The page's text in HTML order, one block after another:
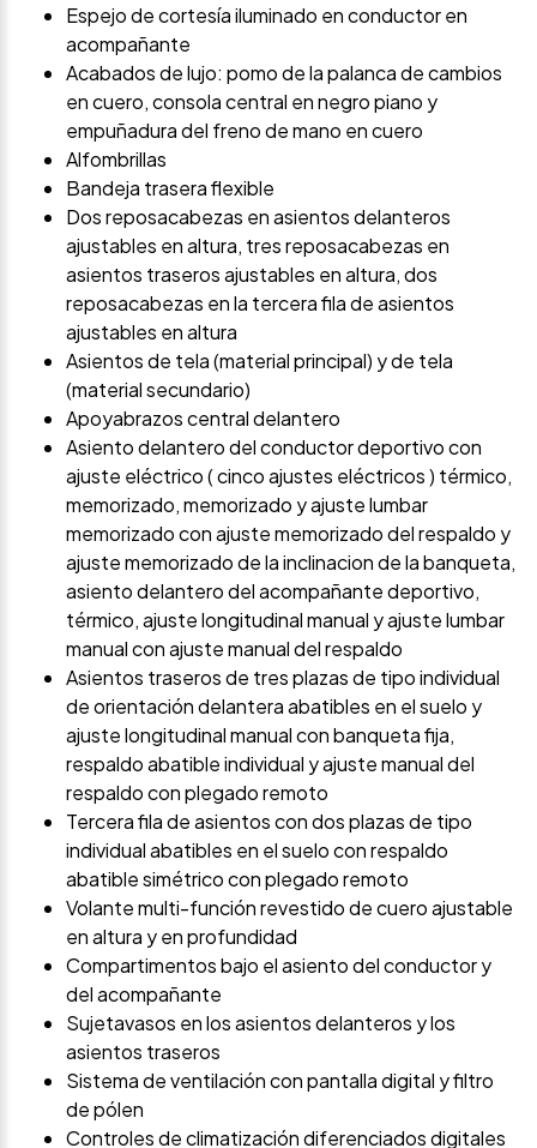
Espejo de cortesía iluminado en conductor en
acompañante
Acabados de lujo: pomo de la palanca de cambios
en cuero, consola central en negro piano y
empuñadura del freno de mano en cuero
Alfombrillas
Bandeja trasera flexible
Dos reposacabezas en asientos delanteros
ajustables en altura, tres reposacabezas en
asientos traseros ajustables en altura, dos
reposacabezas en la tercera fila de asientos
ajustables en altura
Asientos de tela (material principal) y de tela
(material secundario)
Apoyabrazos central delantero
Asiento delantero del conductor deportivo con
ajuste eléctrico ( cinco ajustes eléctricos ) térmico,
memorizado, memorizado y ajuste lumbar
memorizado con ajuste memorizado del respaldo y
ajuste memorizado de la inclinacion de la banqueta,
asiento delantero del acompañante deportivo,
térmico, ajuste longitudinal manual y ajuste lumbar
manual con ajuste manual del respaldo
Asientos traseros de tres plazas de tipo individual
de orientación delantera abatibles en el suelo y
ajuste longitudinal manual con banqueta fija,
respaldo abatible individual y ajuste manual del
respaldo con plegado remoto
Tercera fila de asientos con dos plazas de tipo
individual abatibles en el suelo con respaldo
abatible simétrico con plegado remoto
Volante multi-función revestido de cuero ajustable
en altura y en profundidad
Compartimentos bajo el asiento del conductor y
del acompañante
Sujetavasos en los asientos delanteros y los
asientos traseros
Sistema de ventilación con pantalla digital y filtro
de pólen
Controles de climatización diferenciados digitales